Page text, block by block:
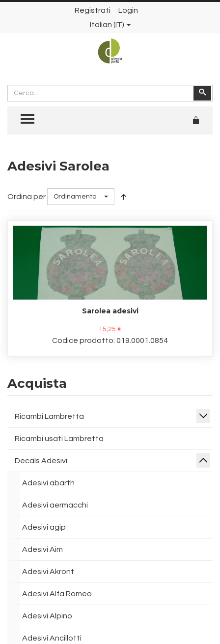
Registrati
Login
Italian (IT)
Cerca
TOGGLE MENU
Adesivi Sarolea
Ordina per Ordinamento
Sarolea adesivi
15,25 €
Codice prodotto: 019.0001.0854
Acquista
Ricambi Lambretta
Ricambi usati Lambretta
Decals Adesivi
Adesivi abarth
Adesivi aermacchi
Adesivi agip
Adesivi Aim
Adesivi Akront
Adesivi Alfa Romeo
Adesivi Alpino
Adesivi Ancillotti